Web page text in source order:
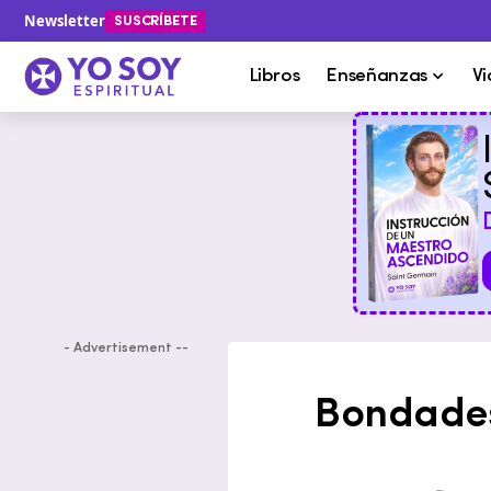
Newsletter SUSCRÍBETE
Libros Enseñanzas
- Advertisement --